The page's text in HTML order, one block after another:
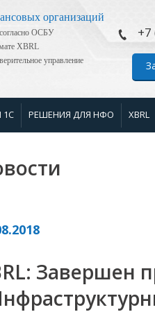
организаций
ОСБУ
XBRL
управление
+7
1С РЕШЕНИЯ ДЛЯ НФО XBRL
Завершен